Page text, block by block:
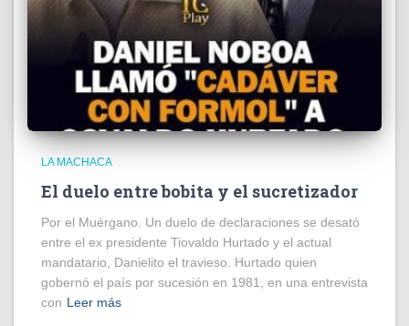
LA MACHACA
El duelo entre bobita y el sucretizador
Por el Muérgano. Un duelo de declaraciones se desató
entre el ex presidente Tiovaldo Hurtado y el actual
mandatario, Danielito el travieso. Hurtado quien
gobernó el país por sucesión en 1981, en una entrevista
con Leer más